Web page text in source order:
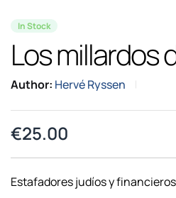
In Stock
Los millardos
Author: Hervé Ryssen
€25.00
Estafadores judíos y